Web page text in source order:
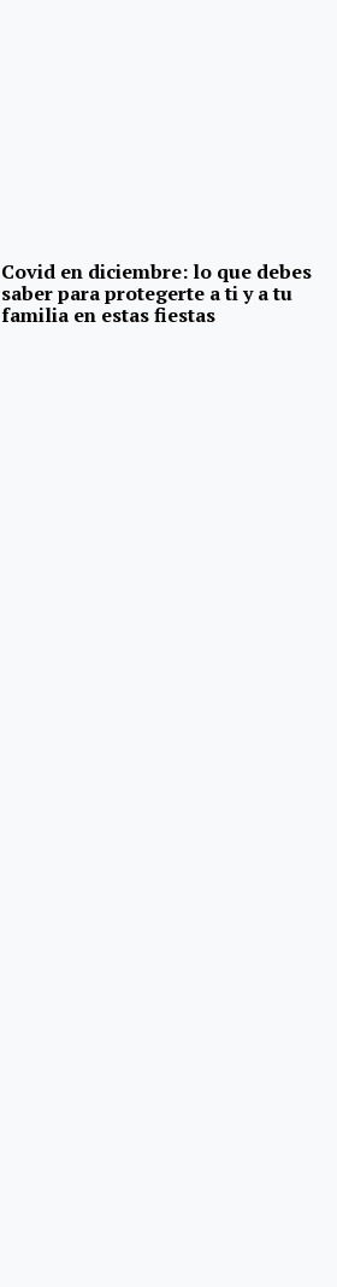
Covid en diciembre: lo que debes
saber para protegerte a ti y a tu
familia en estas fiestas